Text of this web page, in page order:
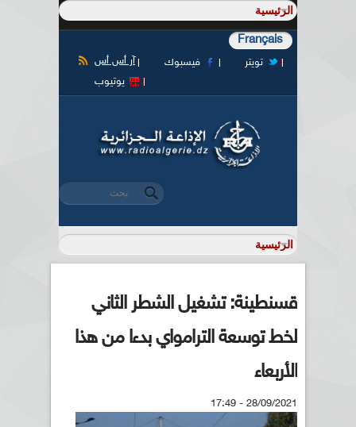
Français
آر أس أس فيسبوك
تويتر
يوتيوب
استمارة البحث
‏بحث ‏
قسنطينة: تشغيل الشطر الثاني
لخط توسعة الترامواي بدءا من هذا
الأربعاء
28/09/2021 - 17:49